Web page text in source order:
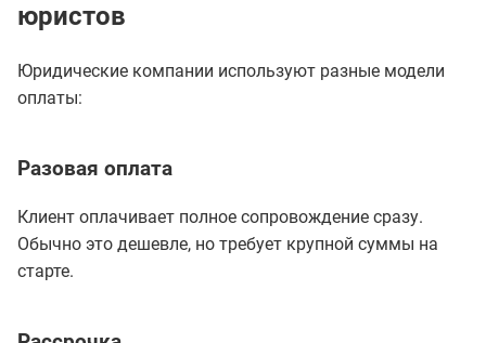
юристов
Юридические компании используют разные модели
оплаты:
Разовая оплата
Клиент оплачивает полное сопровождение сразу.
Обычно это дешевле, но требует крупной суммы на
старте.